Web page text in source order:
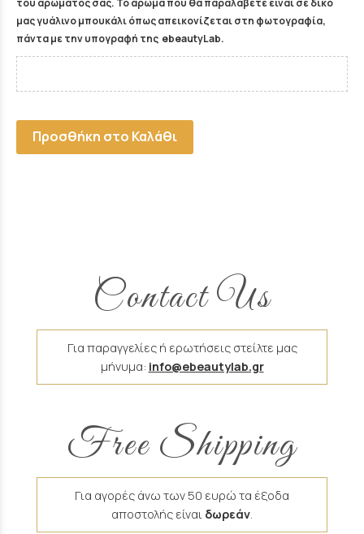
μας γυάλινο μπουκάλι όπως απεικονίζεται στη φωτογραφία,
πάντα με την υπογραφή της ebeautyLab.
Προσθήκη στο Καλάθι
Contact Us
Για παραγγελίες ή ερωτήσεις στείλτε μας
μήνυμα: info@ebeautylab.gr
Free Shipping
Για αγορές άνω των 50 ευρώ τα έξοδα
αποστολής είναι δωρεάν.